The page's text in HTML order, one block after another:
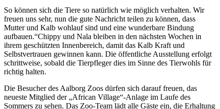
So können sich die Tiere so natürlich wie möglich verhalten. Wir
freuen uns sehr, nun die gute Nachricht teilen zu können, dass
Mutter und Kalb wohlauf sind und eine wunderbare Bindung
aufbauen.“Chippy und Nala bleiben in den nächsten Wochen in
ihrem geschützten Innenbereich, damit das Kalb Kraft und
Selbstvertrauen gewinnen kann. Die öffentliche Ausstellung erfolgt
schrittweise, sobald die Tierpfleger dies im Sinne des Tierwohls für
richtig halten.
Die Besucher des Aalborg Zoos dürfen sich darauf freuen, das
neueste Mitglied der „African Village“-Anlage im Laufe des
Sommers zu sehen. Das Zoo-Team lädt alle Gäste ein, die Erhaltung